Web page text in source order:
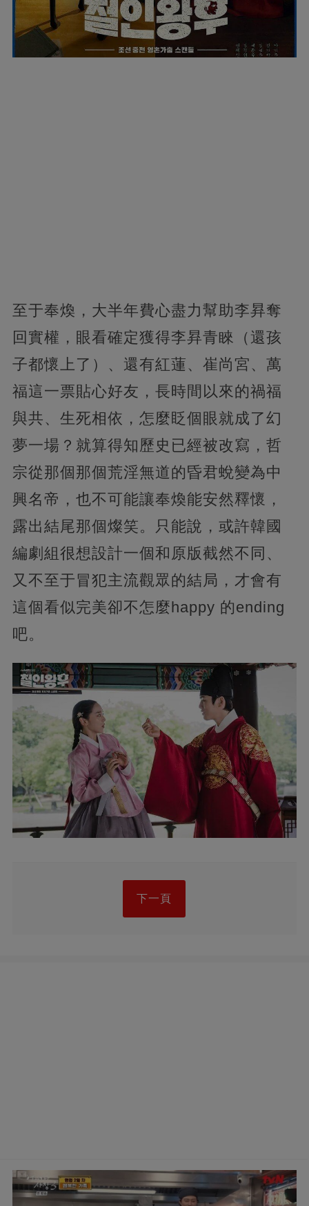
至于奉煥，大半年費心盡力幫助李昪奪
回實權，眼看確定獲得李昪青睞（還孩
子都懷上了）、還有紅蓮、崔尚宮、萬
福這一票貼心好友，長時間以來的禍福
與共、生死相依，怎麼眨個眼就成了幻
夢一場？就算得知歷史已經被改寫，哲
宗從那個那個荒淫無道的昏君蛻變為中
興名帝，也不可能讓奉煥能安然釋懷，
露出結尾那個燦笑。只能說，或許韓國
編劇組很想設計一個和原版截然不同、
又不至于冒犯主流觀眾的結局，才會有
這個看似完美卻不怎麼happy 的ending
吧。
下一頁